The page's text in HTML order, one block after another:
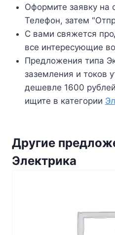
Оформите заявку на
Телефон, затем
С вами свяжется
все интересующие
Предложения типа
заземления и токов
дешевле 1600
ищите в категории
Другие
Электрика